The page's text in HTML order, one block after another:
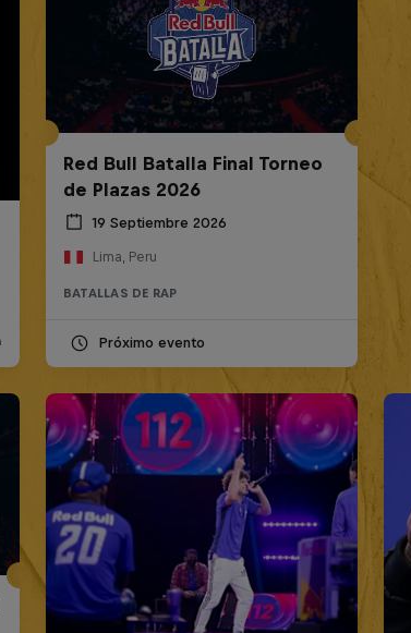
Red Bull Batalla Final Torneo
de Plazas 2026
19 Septiembre 2026
Lima, Peru
BATALLAS DE RAP
Próximo evento